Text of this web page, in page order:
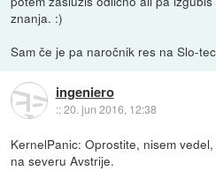
znanja. :)
Sam če je pa naročnik res na Slo-
ingeniero
::20. jun 2016, 12:38
KernelPanic: Oprostite, nisem
na severu Avstrije.